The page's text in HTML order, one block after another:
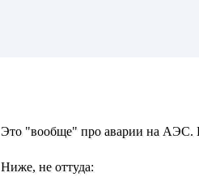
Это "вообще" про аварии на АЭС.
Ниже, не оттуда: